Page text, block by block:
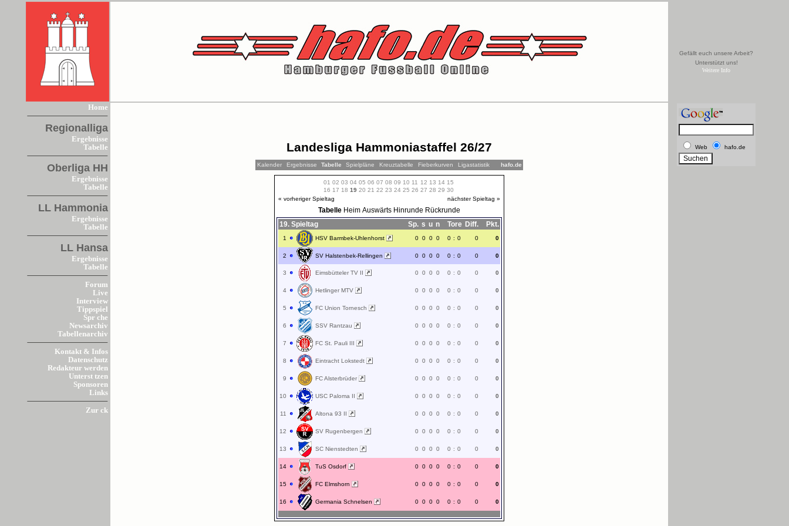
Gefällt euch unsere Arbeit?
Unterstützt uns!
Weitere Info
Home
Regionalliga
Ergebnisse
Tabelle
Oberliga HH
Ergebnisse
Tabelle
LL Hammonia
Ergebnisse
Tabelle
LL Hansa
Ergebnisse
Tabelle
Forum
Live
Interview
Tippspiel
Spr che
Newsarchiv
Tabellenarchiv
Kontakt & Infos
Datenschutz
Redakteur werden
Unterst tzen
Sponsoren
Links
Zur ck
Landesliga Hammoniastaffel 26/27
Kalender Ergebnisse Tabelle Spielpläne Kreuztabelle Fieberkurven Ligastatistik hafo.de
01 02 03 04 05 06 07 08 09 10 11 12 13 14 15
16 17 18 19 20 21 22 23 24 25 26 27 28 29 30
« vorheriger Spieltag
nächster Spieltag »
Tabelle Heim Auswärts Hinrunde Rückrunde
19. Spieltag
Sp. s u n Tore Diff. Pkt.
1 HSV Barmbek-Uhlenhorst 0 0 0 0 0 : 0 0 0
2 SV Halstenbek-Rellingen 0 0 0 0 0 : 0 0 0
3 Eimsbütteler TV II 0 0 0 0 0 : 0 0 0
4 Hetlinger MTV 0 0 0 0 0 : 0 0 0
5 FC Union Tornesch 0 0 0 0 0 : 0 0 0
6 SSV Rantzau 0 0 0 0 0 : 0 0 0
7 FC St. Pauli III 0 0 0 0 0 : 0 0 0
8 Eintracht Lokstedt 0 0 0 0 0 : 0 0 0
9 FC Alsterbrüder 0 0 0 0 0 : 0 0 0
10 USC Paloma II 0 0 0 0 0 : 0 0 0
11 Altona 93 II 0 0 0 0 0 : 0 0 0
12 SV Rugenbergen 0 0 0 0 0 : 0 0 0
13 SC Nienstedten 0 0 0 0 0 : 0 0 0
14 TuS Osdorf 0 0 0 0 0 : 0 0 0
15 FC Elmshorn 0 0 0 0 0 : 0 0 0
16 Germania Schnelsen 0 0 0 0 0 : 0 0 0
Web hafo.de